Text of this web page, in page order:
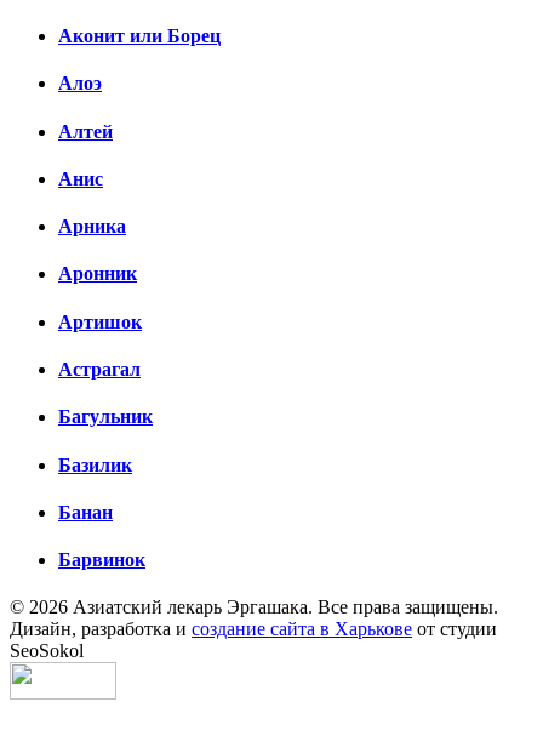
Аконит или Борец
Алоэ
Алтей
Анис
Арника
Аронник
Артишок
Астрагал
Багульник
Базилик
Банан
Барвинок
© 2026 Азиатский лекарь Эргашака. Все права защищены.
Дизайн, разработка и создание сайта в Харькове от студии
SeoSokol